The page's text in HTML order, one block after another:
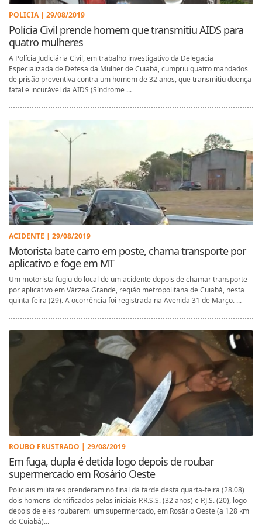
POLICIA | 29/08/2019
Polícia Civil prende homem que transmitiu AIDS para
quatro mulheres
A Polícia Judiciária Civil, em trabalho investigativo da Delegacia
Especializada de Defesa da Mulher de Cuiabá, cumpriu quatro mandados
de prisão preventiva contra um homem de 32 anos, que transmitiu doença
fatal e incurável da AIDS (Síndrome ...
ACIDENTE | 29/08/2019
Motorista bate carro em poste, chama transporte por
aplicativo e foge em MT
Um motorista fugiu do local de um acidente depois de chamar transporte
por aplicativo em Várzea Grande, região metropolitana de Cuiabá, nesta
quinta-feira (29). A ocorrência foi registrada na Avenida 31 de Março. ...
ROUBO FRUSTRADO | 29/08/2019
Em fuga, dupla é detida logo depois de roubar
supermercado em Rosário Oeste
Policiais militares prenderam no final da tarde desta quarta-feira (28.08)
dois homens identificados pelas iniciais P.R.S.S. (32 anos) e P.J.S. (20), logo
depois de eles roubarem um supermercado, em Rosário Oeste (a 128 km
de Cuiabá)...